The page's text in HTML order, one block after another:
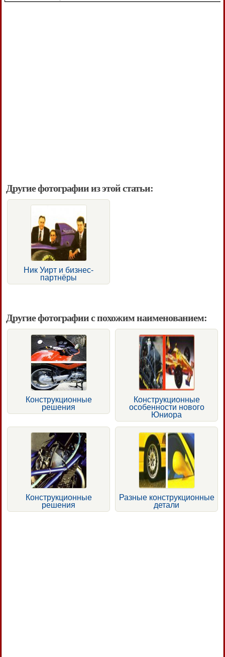
Другие фотографии из этой статьи:
Ник Уирт и бизнес-
партнёры
Другие фотографии с похожим наименованием:
Конструкционные
решения
Конструкционные
особенности нового
Юниора
Конструкционные
решения
Разные конструкционные
детали